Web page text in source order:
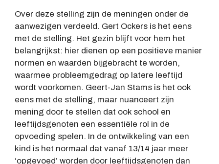
Over deze stelling zijn de meningen onder de
aanwezigen verdeeld. Gert Ockers is het eens
met de stelling. Het gezin blijft voor hem het
belangrijkst: hier dienen op een positieve manier
normen en waarden bijgebracht te worden,
waarmee probleemgedrag op latere leeftijd
wordt voorkomen. Geert-Jan Stams is het ook
eens met de stelling, maar nuanceert zijn
mening door te stellen dat ook school en
leeftijdsgenoten een essentiële rol in de
opvoeding spelen. In de ontwikkeling van een
kind is het normaal dat vanaf 13/14 jaar meer
‘opgevoed’ worden door leeftijdsgenoten dan